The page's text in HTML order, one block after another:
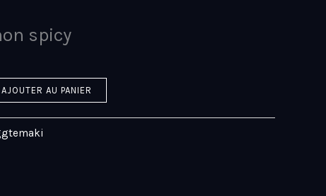
spicy
AJOUTER AU PANIER